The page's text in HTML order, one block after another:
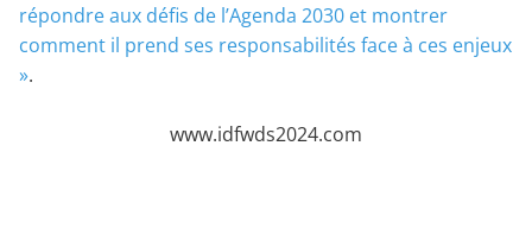
répondre aux défis de l’Agenda 2030 et montrer
comment il prend ses responsabilités face à ces enjeux
».
www.idfwds2024.com